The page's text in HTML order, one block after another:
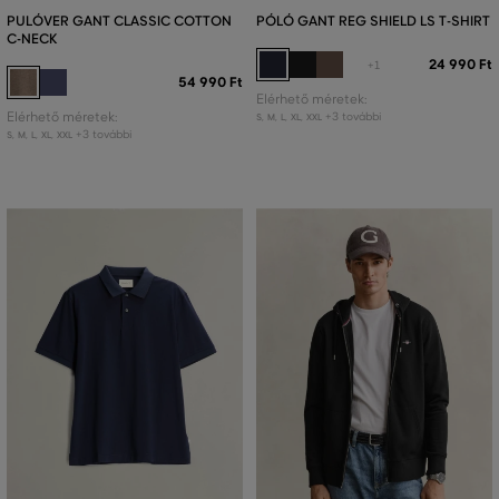
PULÓVER GANT CLASSIC COTTON
C-NECK
54 990 Ft
Elérhető méretek:
S, M L XL XXL +3 további
PÓLÓ GANT REG SHIELD LS T-SHIRT
+1 24 990 Ft
Elérhető méretek:
S, M L XL XXL +3 további